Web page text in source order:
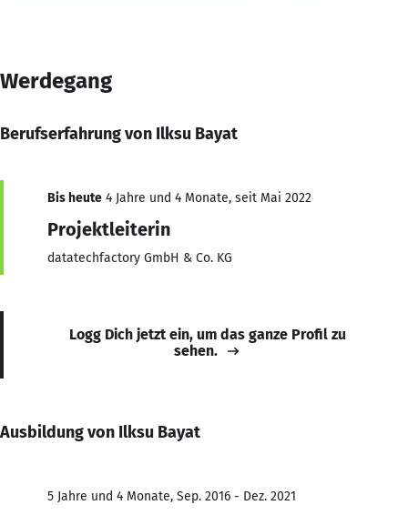
Werdegang
Berufserfahrung von Ilksu Bayat
Bis heute 4 Jahre und 4 Monate, seit Mai 2022
Projektleiterin
datatechfactory GmbH & Co. KG
Logg Dich jetzt ein, um das ganze Profil zu
sehen.
Ausbildung von Ilksu Bayat
5 Jahre und 4 Monate, Sep. 2016 - Dez. 2021